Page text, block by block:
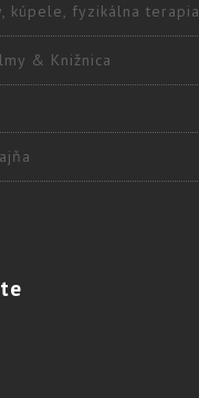
kúpele, fyzikálna terapia
& Knižnica